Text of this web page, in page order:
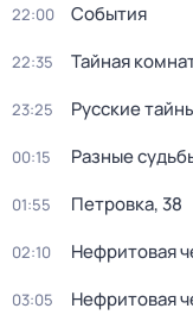
22:00 События
22:35 Тайная
23:25 Русские
00:15 Разные
01:55 Петровка, 38
02:10 Нефритовая
03:05 Нефритовая